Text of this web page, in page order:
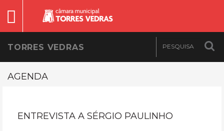
TORRES VEDRAS
AGENDA
ENTREVISTA A SÉRGIO PAULINHO